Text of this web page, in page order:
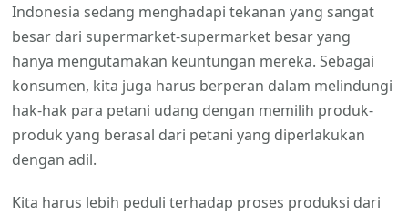
Indonesia sedang menghadapi tekanan yang sangat
besar dari supermarket-supermarket besar yang
hanya mengutamakan keuntungan mereka. Sebagai
konsumen, kita juga harus berperan dalam melindungi
hak-hak para petani udang dengan memilih produk-
produk yang berasal dari petani yang diperlakukan
dengan adil.
Kita harus lebih peduli terhadap proses produksi dari